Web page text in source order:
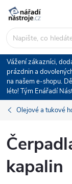
Přejít
obsah
Vážení zákazníci,
prázdnin a
na našem e-shopu.
léto! Tým Enářadí
Olejové a tukové
kapalin